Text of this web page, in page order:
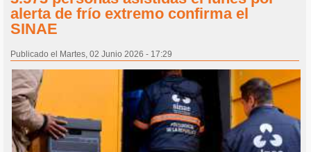
alerta de frío extremo confirma el
SINAE
Publicado el Martes, 02 Junio 2026 - 17:29